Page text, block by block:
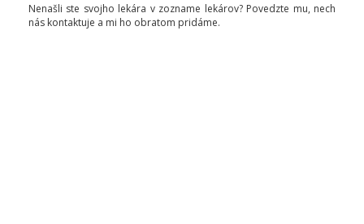
Nenašli ste svojho lekára v zozname lekárov? Povedzte mu, nech
nás kontaktuje a mi ho obratom pridáme.